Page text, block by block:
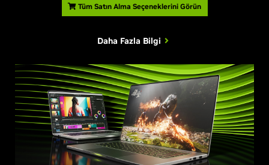
Tüm Satın Alma Seçeneklerini Görün
Daha Fazla Bilgi